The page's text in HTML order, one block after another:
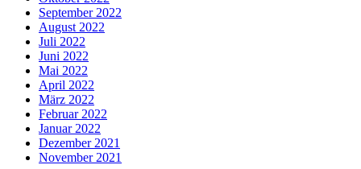
September 2022
August 2022
Juli 2022
Juni 2022
Mai 2022
April 2022
März 2022
Februar 2022
Januar 2022
Dezember 2021
November 2021